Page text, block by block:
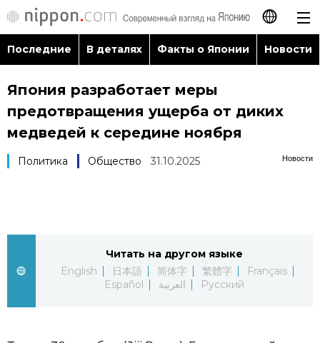
日本語
العربية
Последние
Фото/Видео
Последние В деталях Факты о Японии Новости
Япония разработает меры
предотвращения ущерба от диких
медведей к середине ноября
Новости
Политика Общество 31.10.2025
Читать на другом языке
English
日本語 简体字 繁體字
Français
Español
العربية Русский